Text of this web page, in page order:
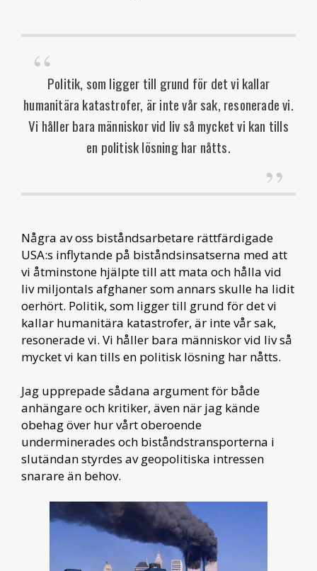
Politik, som ligger till grund för det vi kallar
humanitära katastrofer, är inte vår sak, resonerade vi.
Vi håller bara människor vid liv så mycket vi kan tills
en politisk lösning har nåtts.
Några av oss biståndsarbetare rättfärdigade
USA:s inflytande på biståndsinsatserna med att
vi åtminstone hjälpte till att mata och hålla vid
liv miljontals afghaner som annars skulle ha lidit
oerhört. Politik, som ligger till grund för det vi
kallar humanitära katastrofer, är inte vår sak,
resonerade vi. Vi håller bara människor vid liv så
mycket vi kan tills en politisk lösning har nåtts.
Jag upprepade sådana argument för både
anhängare och kritiker, även när jag kände
obehag över hur vårt oberoende
underminerades och biståndstransporterna i
slutändan styrdes av geopolitiska intressen
snarare än behov.